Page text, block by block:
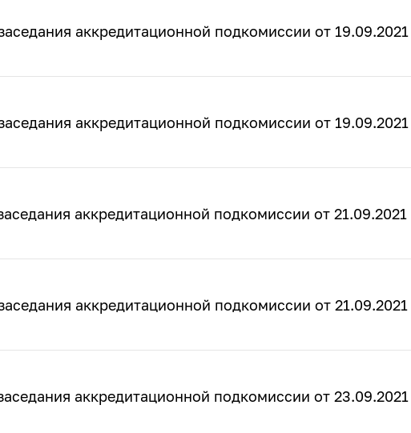
аккредитационной подкомиссии от 19.09.2021
аккредитационной подкомиссии от 19.09.2021
аккредитационной подкомиссии от 21.09.2021
аккредитационной подкомиссии от 21.09.2021
аккредитационной подкомиссии от 23.09.2021